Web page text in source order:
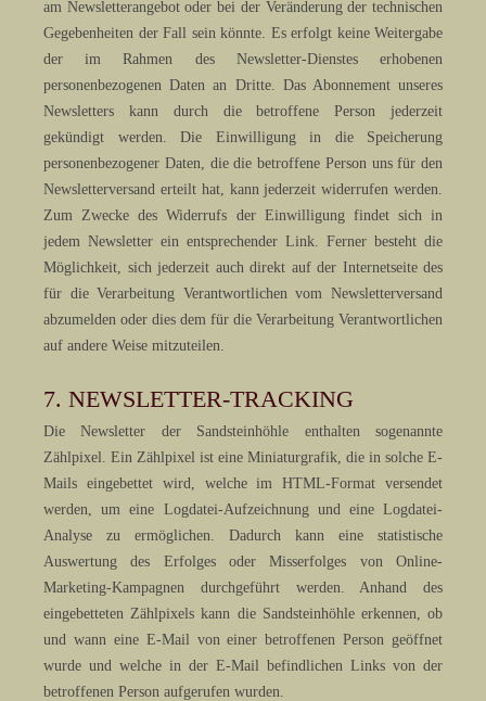
am Newsletterangebot oder bei der Veränderung der technischen
Gegebenheiten der Fall sein könnte. Es erfolgt keine Weitergabe
der im Rahmen des Newsletter-Dienstes erhobenen
personenbezogenen Daten an Dritte. Das Abonnement unseres
Newsletters kann durch die betroffene Person jederzeit
gekündigt werden. Die Einwilligung in die Speicherung
personenbezogener Daten, die die betroffene Person uns für den
Newsletterversand erteilt hat, kann jederzeit widerrufen werden.
Zum Zwecke des Widerrufs der Einwilligung findet sich in
jedem Newsletter ein entsprechender Link. Ferner besteht die
Möglichkeit, sich jederzeit auch direkt auf der Internetseite des
für die Verarbeitung Verantwortlichen vom Newsletterversand
abzumelden oder dies dem für die Verarbeitung Verantwortlichen
auf andere Weise mitzuteilen.
7. NEWSLETTER-TRACKING
Die Newsletter der Sandsteinhöhle enthalten sogenannte
Zählpixel. Ein Zählpixel ist eine Miniaturgrafik, die in solche E-
Mails eingebettet wird, welche im HTML-Format versendet
werden, um eine Logdatei-Aufzeichnung und eine Logdatei-
Analyse zu ermöglichen. Dadurch kann eine statistische
Auswertung des Erfolges oder Misserfolges von Online-
Marketing-Kampagnen durchgeführt werden. Anhand des
eingebetteten Zählpixels kann die Sandsteinhöhle erkennen, ob
und wann eine E-Mail von einer betroffenen Person geöffnet
wurde und welche in der E-Mail befindlichen Links von der
betroffenen Person aufgerufen wurden.